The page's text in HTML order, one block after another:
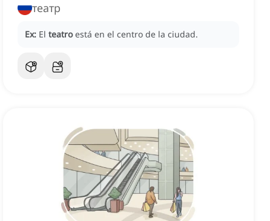
театр
Ex: El teatro está en el centro de la ciudad.